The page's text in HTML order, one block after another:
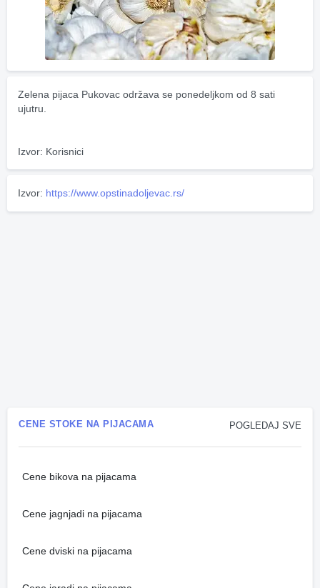
Zelena pijaca Pukovac održava se ponedeljkom od 8 sati
ujutru.
Izvor: Korisnici
Izvor: https://www.opstinadoljevac.rs/
POGLEDAJ SVE
CENE STOKE NA PIJACAMA
Cene bikova na pijacama
Cene jagnjadi na pijacama
Cene dviski na pijacama